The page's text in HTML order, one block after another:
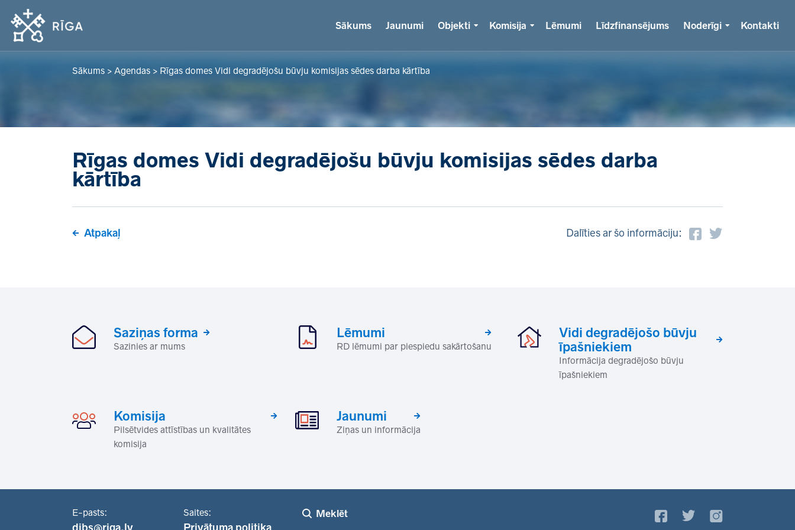
Sākums Jaunumi Objekti Komisija Lēmumi Līdzfinansējums Noderīgi Kontakti
Sākums > Agendas > Rīgas domes Vidi degradējošu būvju komisijas sēdes darba kārtība
Rīgas domes Vidi degradējošu būvju komisijas sēdes darba
kārtība
Atpakaļ Dalīties ar šo informāciju:
Saziņas forma
Sazinies ar mums
Lēmumi
RD lēmumi par piespiedu sakārtošanu
Vidi degradējošo būvju
īpašniekiem
Informācija degradējošo būvju
īpašniekiem
Komisija
Pilsētvides attīstības un kvalitātes
komisija
Jaunumi
Ziņas un informācija
E-pasts:
dibs@riga.lv
Saites:
Privātuma politika
Meklēt